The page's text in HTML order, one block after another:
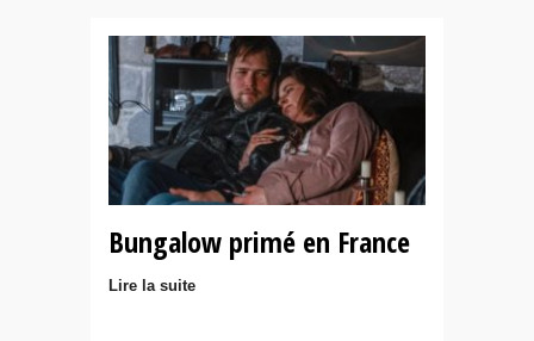
Bungalow primé en France
Lire la suite